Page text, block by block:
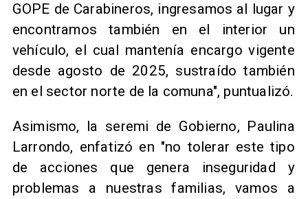
GOPE de Carabineros, ingresamos al lugar y
encontramos también en el interior un
vehículo, el cual mantenía encargo vigente
desde agosto de 2025, sustraído también
en el sector norte de la comuna", puntualizó.
Asimismo, la seremi de Gobierno, Paulina
Larrondo, enfatizó en "no tolerar este tipo
de acciones que genera inseguridad y
problemas a nuestras familias, vamos a